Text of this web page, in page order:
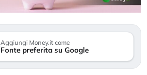
Aggiungi Money.it come
Fonte preferita su Google